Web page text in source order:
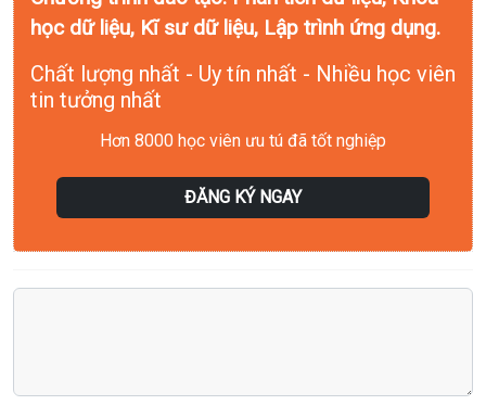
học dữ liệu, Kĩ sư dữ liệu, Lập trình ứng dụng.
Chất lượng nhất - Uy tín nhất - Nhiều học viên
tin tưởng nhất
Hơn 8000 học viên ưu tú đã tốt nghiệp
ĐĂNG KÝ NGAY